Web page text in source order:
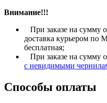
Внимание!!!
При заказе на сумму
доставка курьером
бесплатная;
При заказе на сумму
с невидимыми
Способы оплаты